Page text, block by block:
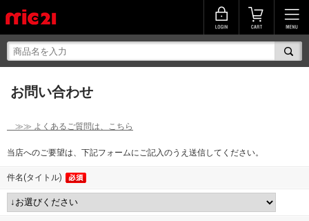
お問い合わせ
≫≫ よくあるご質問は、こちら
当店へのご要望は、下記フォームにご記入のうえ送信してください。
件名(タイトル)